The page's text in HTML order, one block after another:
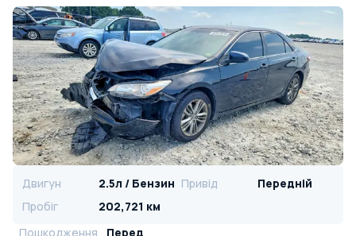
Двигун 2.5л / Бензин Привід
Передній
Пробіг
202,721 км
Пошкодження
Перед